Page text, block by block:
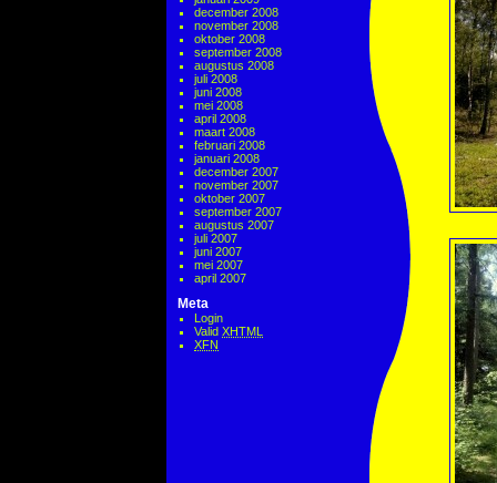
december 2008
november 2008
oktober 2008
september 2008
augustus 2008
juli 2008
juni 2008
mei 2008
april 2008
maart 2008
februari 2008
januari 2008
december 2007
november 2007
oktober 2007
september 2007
augustus 2007
juli 2007
juni 2007
mei 2007
april 2007
Meta
Login
Valid XHTML
XFN